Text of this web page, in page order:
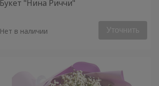
Букет "Нина Риччи"
Нет в наличии Уточнить